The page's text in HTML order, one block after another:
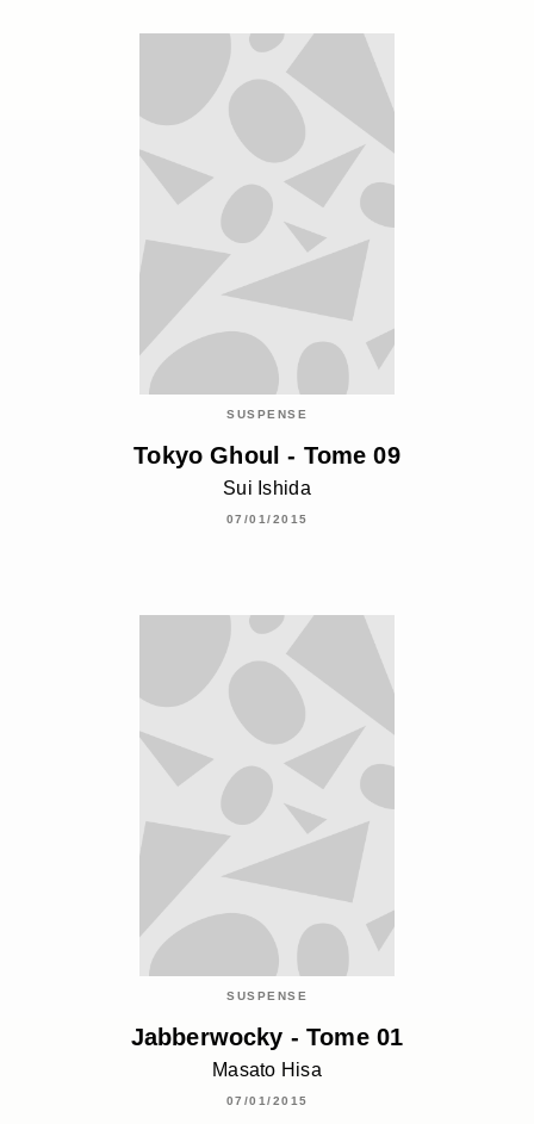
SUSPENSE
Tokyo Ghoul - Tome 09
Sui Ishida
07/01/2015
SUSPENSE
Jabberwocky - Tome 01
Masato Hisa
07/01/2015